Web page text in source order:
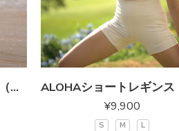
ALOHAショートレギンス（ホワイト）
¥9,900
S M L